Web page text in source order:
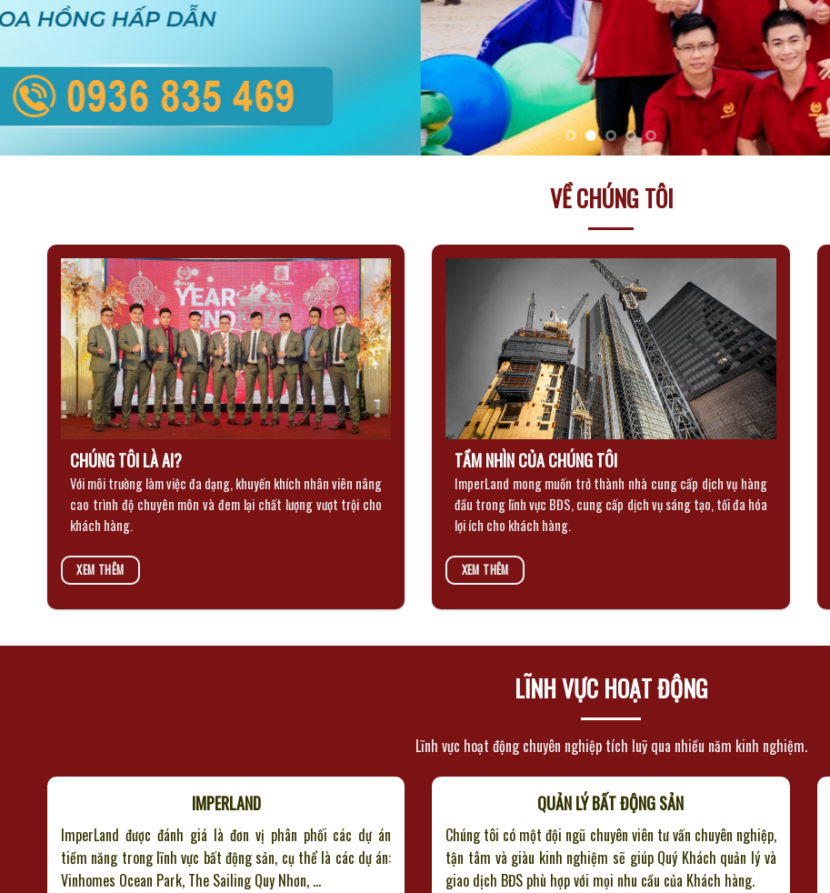
VỀ CHÚNG TÔI
CHÚNG TÔI LÀ AI?
Với môi trường làm việc đa dạng, khuyến khích nhân viên nâng
cao trình độ chuyên môn và đem lại chất lượng vượt trội cho
khách hàng.
XEM THÊM
TẦM NHÌN CỦA CHÚNG TÔI
ImperLand mong muốn trở thành nhà cung cấp dịch vụ hàng
đầu trong lĩnh vực BĐS, cung cấp dịch vụ sáng tạo, tối đa hóa
lợi ích cho khách hàng.
XEM THÊM
LĨNH VỰC HOẠT ĐỘNG
Lĩnh vực hoạt động chuyên nghiệp tích luỹ qua nhiều năm kinh nghiệm.
IMPERLAND
ImperLand được đánh giá là đơn vị phân phối các dự án
tiềm năng trong lĩnh vực bất động sản, cụ thể là các dự án:
Vinhomes Ocean Park, The Sailing Quy Nhơn, …
QUẢN LÝ BẤT ĐỘNG SẢN
Chúng tôi có một đội ngũ chuyên viên tư vấn chuyên nghiệp,
tận tâm và giàu kinh nghiệm sẽ giúp Quý Khách quản lý và
giao dịch BĐS phù hợp với mọi nhu cầu của Khách hàng.